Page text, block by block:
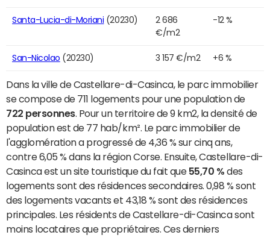
Santa-Lucia-di-Moriani (20230)
2 686
€/m2
-12 %
San-Nicolao (20230) 3 157 €/m2 +6 %
Dans la ville de Castellare-di-Casinca, le parc immobilier
se compose de 711 logements pour une population de
722 personnes. Pour un territoire de 9 km2, la densité de
population est de 77 hab/km². Le parc immobilier de
l'agglomération a progressé de 4,36 % sur cinq ans,
contre 6,05 % dans la région Corse. Ensuite, Castellare-di-
Casinca est un site touristique du fait que 55,70 % des
logements sont des résidences secondaires. 0,98 % sont
des logements vacants et 43,18 % sont des résidences
principales. Les résidents de Castellare-di-Casinca sont
moins locataires que propriétaires. Ces derniers